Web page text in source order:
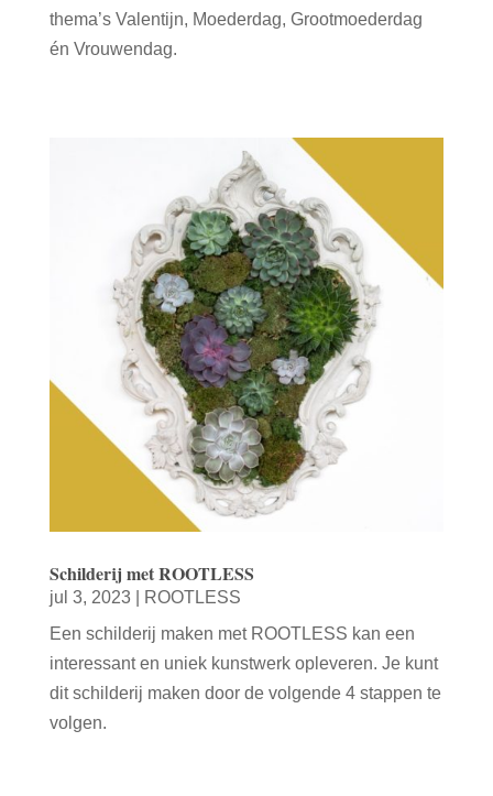
thema’s Valentijn, Moederdag, Grootmoederdag
én Vrouwendag.
Schilderij met ROOTLESS
jul 3, 2023|
ROOTLESS
Een schilderij maken met ROOTLESS kan een
interessant en uniek kunstwerk opleveren. Je kunt
dit schilderij maken door de volgende 4 stappen te
volgen.